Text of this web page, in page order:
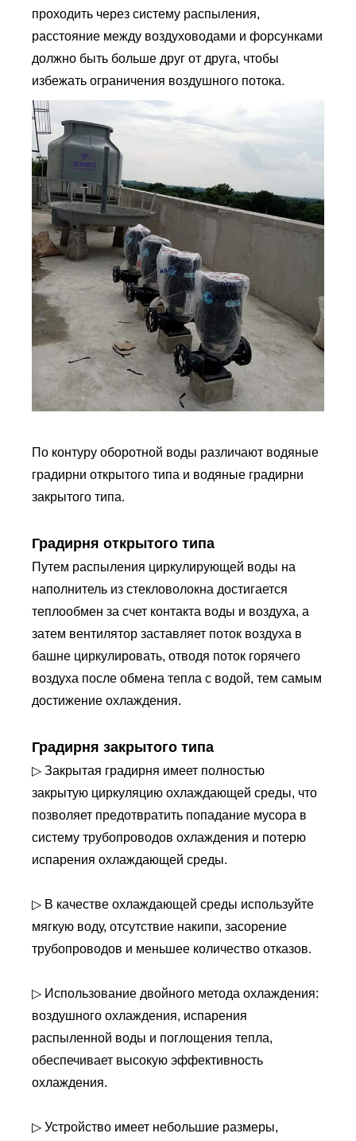
проходить через систему распыления,
расстояние между воздуховодами и форсунками
должно быть больше друг от друга, чтобы
избежать ограничения воздушного потока.
По контуру оборотной воды различают водяные
градирни открытого типа и водяные градирни
закрытого типа.
Градирня открытого типа
Путем распыления циркулирующей воды на
наполнитель из стекловолокна достигается
теплообмен за счет контакта воды и воздуха, а
затем вентилятор заставляет поток воздуха в
башне циркулировать, отводя поток горячего
воздуха после обмена тепла с водой, тем самым
достижение охлаждения.
Градирня закрытого типа
▷ Закрытая градирня имеет полностью
закрытую циркуляцию охлаждающей среды, что
позволяет предотвратить попадание мусора в
систему трубопроводов охлаждения и потерю
испарения охлаждающей среды.
▷ В качестве охлаждающей среды используйте
мягкую воду, отсутствие накипи, засорение
трубопроводов и меньшее количество отказов.
▷ Использование двойного метода охлаждения:
воздушного охлаждения, испарения
распыленной воды и поглощения тепла,
обеспечивает высокую эффективность
охлаждения.
▷ Устройство имеет небольшие размеры,